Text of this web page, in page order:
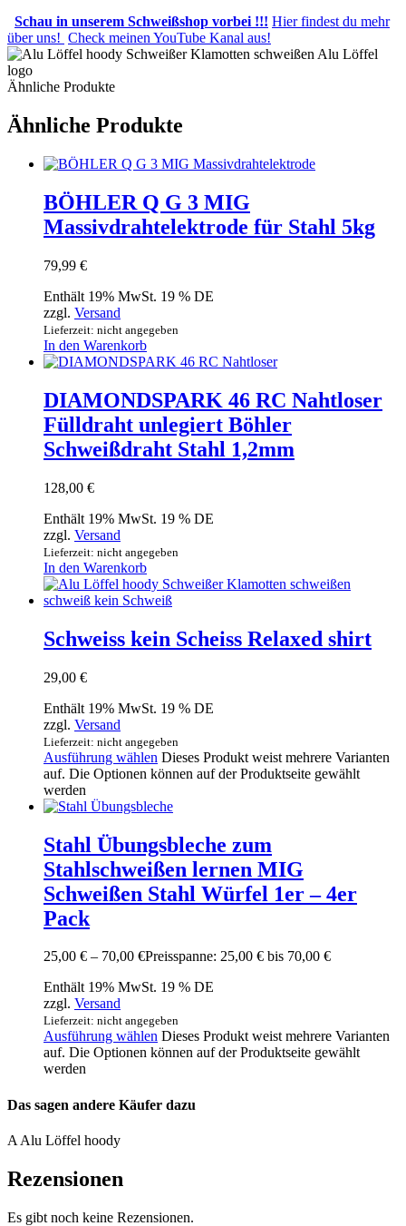
Schau in unserem Schweißshop vorbei !!! Hier findest du mehr
über uns! Check meinen YouTube Kanal aus!
Ähnliche Produkte
Ähnliche Produkte
BÖHLER Q G 3 MIG
Massivdrahtelektrode für Stahl 5kg
79,99 €
Enthält 19% MwSt. 19 % DE
zzgl. Versand
Lieferzeit: nicht angegeben
In den Warenkorb
DIAMONDSPARK 46 RC Nahtloser
Fülldraht unlegiert Böhler
Schweißdraht Stahl 1,2mm
128,00 €
Enthält 19% MwSt. 19 % DE
zzgl. Versand
Lieferzeit: nicht angegeben
In den Warenkorb
Schweiss kein Scheiss Relaxed shirt
29,00 €
Enthält 19% MwSt. 19 % DE
zzgl. Versand
Lieferzeit: nicht angegeben
Ausführung wählen Dieses Produkt weist mehrere Varianten
auf. Die Optionen können auf der Produktseite gewählt
werden
Stahl Übungsbleche zum
Stahlschweißen lernen MIG
Schweißen Stahl Würfel 1er – 4er
Pack
25,00 € – 70,00 €Preisspanne: 25,00 € bis 70,00 €
Enthält 19% MwSt. 19 % DE
zzgl. Versand
Lieferzeit: nicht angegeben
Ausführung wählen Dieses Produkt weist mehrere Varianten
auf. Die Optionen können auf der Produktseite gewählt
werden
Das sagen andere Käufer dazu
A Alu Löffel hoody
Rezensionen
Es gibt noch keine Rezensionen.